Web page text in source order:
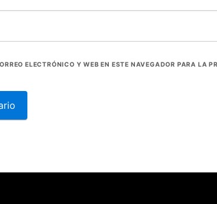
ELECTRÓNICO Y WEB EN ESTE NAVEGADOR PARA LA